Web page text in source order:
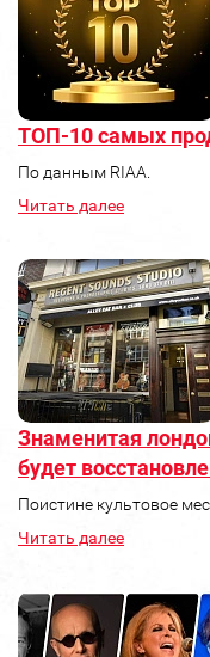
ТОП-10 самых
По данным RIAA.
Читать далее
Знаменитая
будет
Поистине культовое
Читать далее